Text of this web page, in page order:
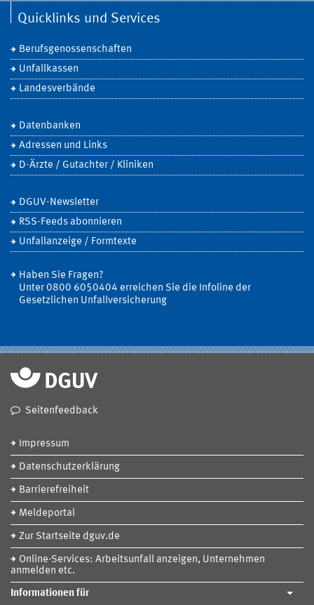
Quicklinks und Services
Berufsgenossenschaften
Unfallkassen
Landesverbände
Datenbanken
Adressen und Links
D-Ärzte / Gutachter / Kliniken
DGUV-Newsletter
RSS-Feeds abonnieren
Unfallanzeige / Formtexte
Haben Sie Fragen?
Unter 0800 6050404 erreichen Sie die Infoline der
Gesetzlichen Unfallversicherung
Seitenfeedback
Impressum
Datenschutzerklärung
Barrierefreiheit
Meldeportal
Zur Startseite dguv.de
Online-Services: Arbeitsunfall anzeigen, Unternehmen
anmelden etc.
Informationen für